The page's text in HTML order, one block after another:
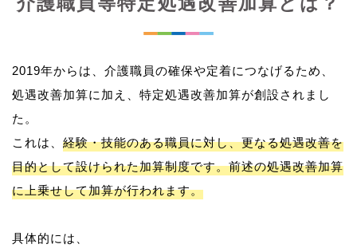
2019年からは、介護職員の確保や定着につなげるため、
処遇改善加算に加え、特定処遇改善加算が創設されまし
た。
これは、 経験・技能のある職員に対し、更なる処遇改善を
目的として設けられた加算制度です。前述の処遇改善加算
に上乗せして加算が行われます。
具体的には、